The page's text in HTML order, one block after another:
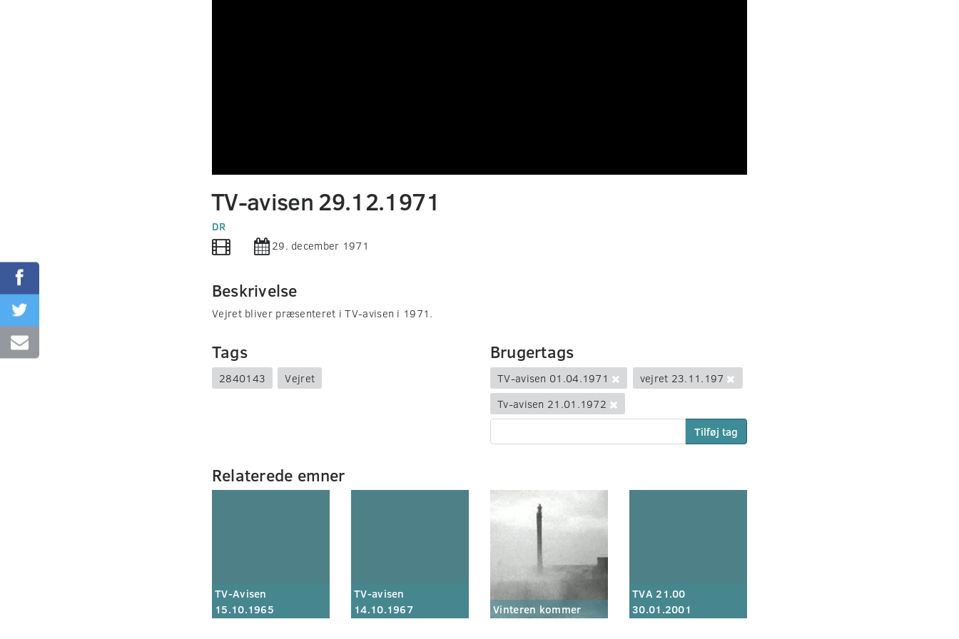
0
seconds
90%
TV-avisen 29.12.1971
DR
29. december 1971
Beskrivelse
Vejret bliver præsenteret i TV-avisen i 1971.
Tags
2840143 Vejret
Brugertags
TV-avisen 01.04.1971
vejret 23.11.197
Tv-avisen 21.01.1972
Tilføj tag
Relaterede emner
TV-Avisen
15.10.1965
TV-avisen
14.10.1967
Vinteren kommer
TVA 21.00
30.01.2001